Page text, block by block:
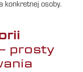
konkretnej osoby.
prosty